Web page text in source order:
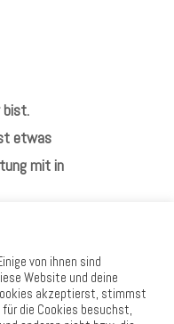
bist.
etwas
mit in
von ihnen sind
Website und deine
akzeptierst, stimmst
für die Cookies besuchst,